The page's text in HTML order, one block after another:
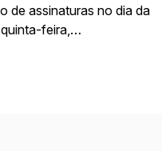
de assinaturas no dia da
quinta-feira,…